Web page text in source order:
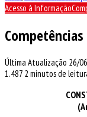
Acesso à Informação
Competências
Última Atualização 26/
1.487 2 minutos de